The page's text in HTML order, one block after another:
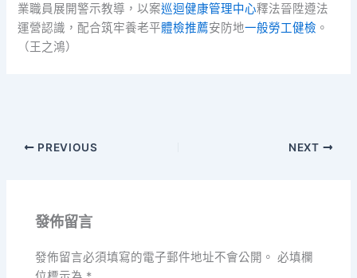
業職員展開警示教導，以案巡迴健康管理中心釋法晉陞遵法
運營認識，配合筑牢養老平體檢推薦安防地一般勞工健檢 。
（王之鴻）
PREVIOUS NEXT
發佈留言
發佈留言必須填寫的電子郵件地址不會公開。 必填欄